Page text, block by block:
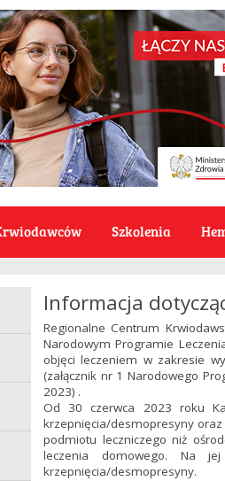
Szkolenia
Informacja
Regionalne Centrum
Narodowym Programie
objęci leczeniem w zakresie
(załącznik nr 1 Narodowego
2023) .
Od 30 czerwca 2023 roku
krzepnięcia/desmopresyny
podmiotu leczniczego niż
leczenia domowego. Na
krzepnięcia/desmopresyny.